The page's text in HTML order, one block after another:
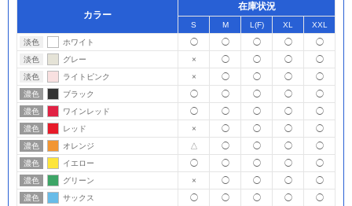
カラー
在庫状況
S M L(F) XL
XXL
淡色
ホワイト ◯ ◯ ◯ ◯
◯
淡色
グレー × ◯ ◯ ◯
◯
淡色
ライトピンク × ◯ ◯ ◯
◯
濃色
ブラック ◯ ◯ ◯ ◯
◯
濃色
ワインレッド ◯ ◯ ◯ ◯
◯
濃色
レッド × ◯ ◯ ◯
◯
濃色
オレンジ △ ◯ ◯ ◯
◯
濃色
イエロー ◯ ◯ ◯ ◯
◯
濃色
グリーン × ◯ ◯ ◯
◯
濃色
サックス ◯ ◯ ◯ ◯
◯